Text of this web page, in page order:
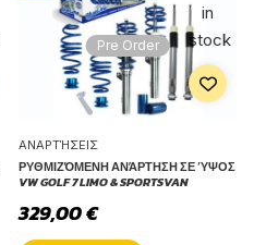
in
stock
Pre Order
ΑΝΑΡΤΉΣΕΙΣ
ΡΥΘΜΙΖΌΜΕΝΗ ΑΝΆΡΤΗΣΗ ΣΕ ΎΨΟΣ
VW GOLF 7 LIMO & SPORTSVAN
329,00€